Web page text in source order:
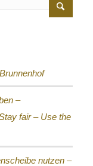
–
fair – Use the
nutzen –